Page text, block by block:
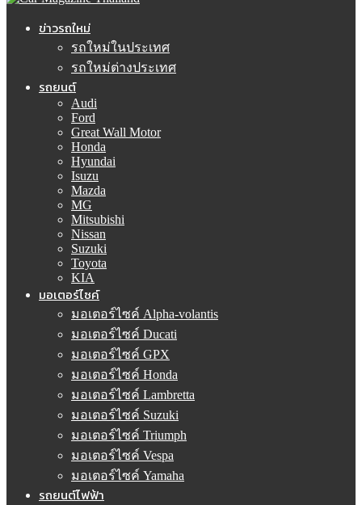
ข่าวรถใหม่
รถใหม่ในประเทศ
รถใหม่ต่างประเทศ
รถยนต์
Audi
Ford
Great Wall Motor
Honda
Hyundai
Isuzu
Mazda
MG
Mitsubishi
Nissan
Suzuki
Toyota
KIA
มอเตอร์ไซค์
มอเตอร์ไซค์ Alpha-volantis
มอเตอร์ไซค์ Ducati
มอเตอร์ไซค์ GPX
มอเตอร์ไซค์ Honda
มอเตอร์ไซค์ Lambretta
มอเตอร์ไซค์ Suzuki
มอเตอร์ไซค์ Triumph
มอเตอร์ไซค์ Vespa
มอเตอร์ไซค์ Yamaha
รถยนต์ไฟฟ้า